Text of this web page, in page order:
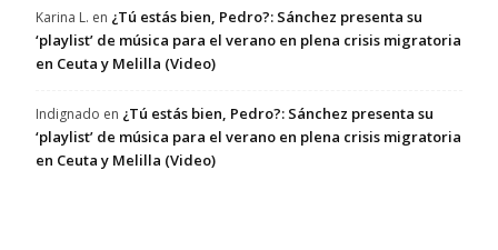
Karina L. en ¿Tú estás bien, Pedro?: Sánchez presenta su
‘playlist’ de música para el verano en plena crisis migratoria
en Ceuta y Melilla (Video)
Indignado en ¿Tú estás bien, Pedro?: Sánchez presenta su
‘playlist’ de música para el verano en plena crisis migratoria
en Ceuta y Melilla (Video)